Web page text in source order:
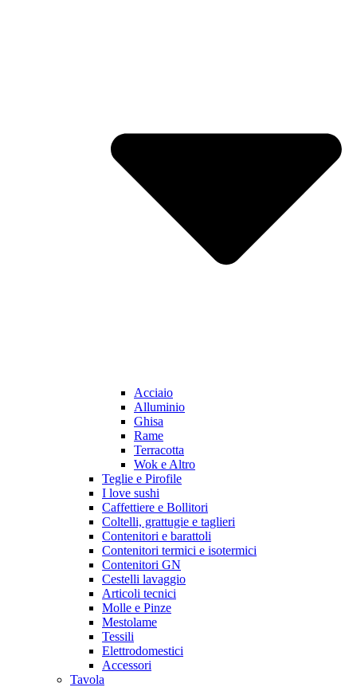
Acciaio
Alluminio
Ghisa
Rame
Terracotta
Wok e Altro
Teglie e Pirofile
I love sushi
Caffettiere e Bollitori
Coltelli, grattugie e taglieri
Contenitori e barattoli
Contenitori termici e isotermici
Contenitori GN
Cestelli lavaggio
Articoli tecnici
Molle e Pinze
Mestolame
Tessili
Elettrodomestici
Accessori
Tavola